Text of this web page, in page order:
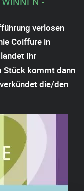
verlosen
Coiffure in
Ihr
Stück kommt dann
die/den